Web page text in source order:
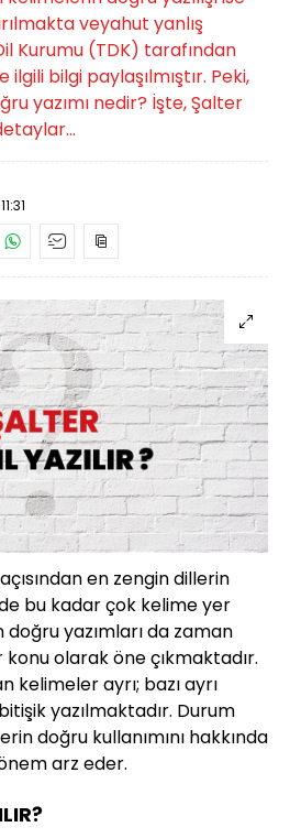
veyahut yanlış
Kurumu (TDK) tarafından
ilgili bilgi paylaşılmıştır. Peki,
yazımı nedir? İşte, Şalter
en zengin dillerin
bu kadar çok kelime yer
yazımları da zaman
konu olarak öne çıkmaktadır.
kelimeler ayrı; bazı ayrı
yazılmaktadır. Durum
doğru kullanımını hakkında
arz eder.